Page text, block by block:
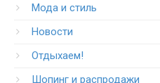
Мода и стиль
Новости
Отдыхаем!
Шопинг и распродажи